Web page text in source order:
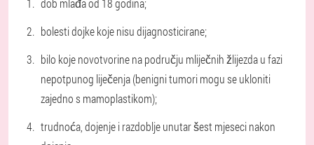
dob mlađa od 18 godina;
bolesti dojke koje nisu dijagnosticirane;
bilo koje novotvorine na području mliječnih žlijezda u fazi
nepotpunog liječenja (benigni tumori mogu se ukloniti
zajedno s mamoplastikom);
trudnoća, dojenje i razdoblje unutar šest mjeseci nakon